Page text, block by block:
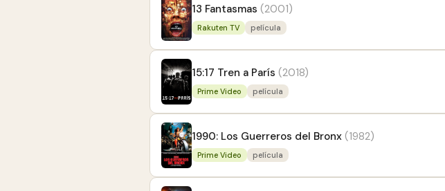
13 Fantasmas (2001)
Rakuten TV película
15:17 Tren a París (2018)
Prime Video película
1990: Los Guerreros del Bronx (1982)
Prime Video película